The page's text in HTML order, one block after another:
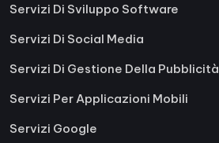
Servizi Di Sviluppo Software
Servizi Di Social Media
Servizi Di Gestione Della Pubblicità
Servizi Per Applicazioni Mobili
Servizi Google